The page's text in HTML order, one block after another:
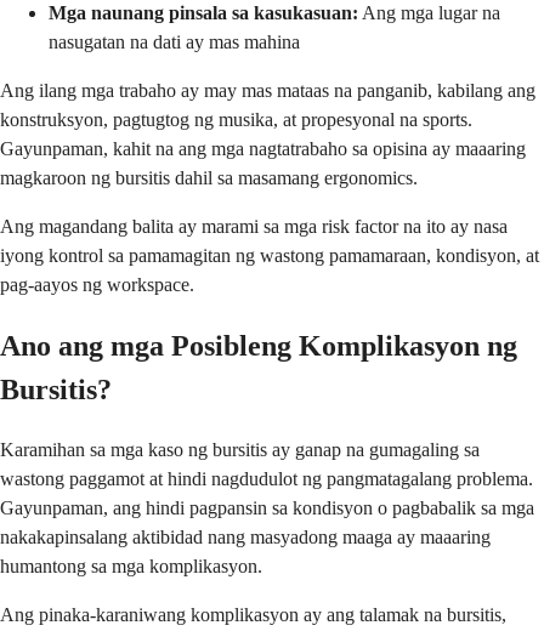
Mga naunang pinsala sa kasukasuan: Ang mga lugar na
nasugatan na dati ay mas mahina
Ang ilang mga trabaho ay may mas mataas na panganib, kabilang ang
konstruksyon, pagtugtog ng musika, at propesyonal na sports.
Gayunpaman, kahit na ang mga nagtatrabaho sa opisina ay maaaring
magkaroon ng bursitis dahil sa masamang ergonomics.
Ang magandang balita ay marami sa mga risk factor na ito ay nasa
iyong kontrol sa pamamagitan ng wastong pamamaraan, kondisyon, at
pag-aayos ng workspace.
Ano ang mga Posibleng Komplikasyon ng
Bursitis?
Karamihan sa mga kaso ng bursitis ay ganap na gumagaling sa
wastong paggamot at hindi nagdudulot ng pangmatagalang problema.
Gayunpaman, ang hindi pagpansin sa kondisyon o pagbabalik sa mga
nakakapinsalang aktibidad nang masyadong maaga ay maaaring
humantong sa mga komplikasyon.
Ang pinaka-karaniwang komplikasyon ay ang talamak na bursitis,